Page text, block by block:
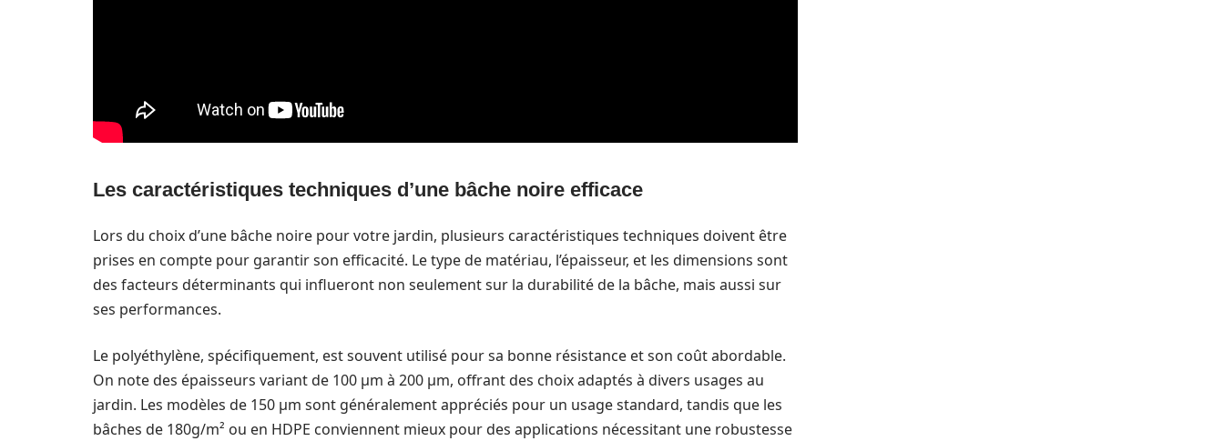
Les caractéristiques techniques d’une bâche noire efficace
Lors du choix d’une bâche noire pour votre jardin, plusieurs caractéristiques techniques doivent être
prises en compte pour garantir son efficacité. Le type de matériau, l’épaisseur, et les dimensions sont
des facteurs déterminants qui influeront non seulement sur la durabilité de la bâche, mais aussi sur
ses performances.
Le polyéthylène, spécifiquement, est souvent utilisé pour sa bonne résistance et son coût abordable.
On note des épaisseurs variant de 100 µm à 200 µm, offrant des choix adaptés à divers usages au
jardin. Les modèles de 150 µm sont généralement appréciés pour un usage standard, tandis que les
bâches de 180g/m² ou en HDPE conviennent mieux pour des applications nécessitant une robustesse